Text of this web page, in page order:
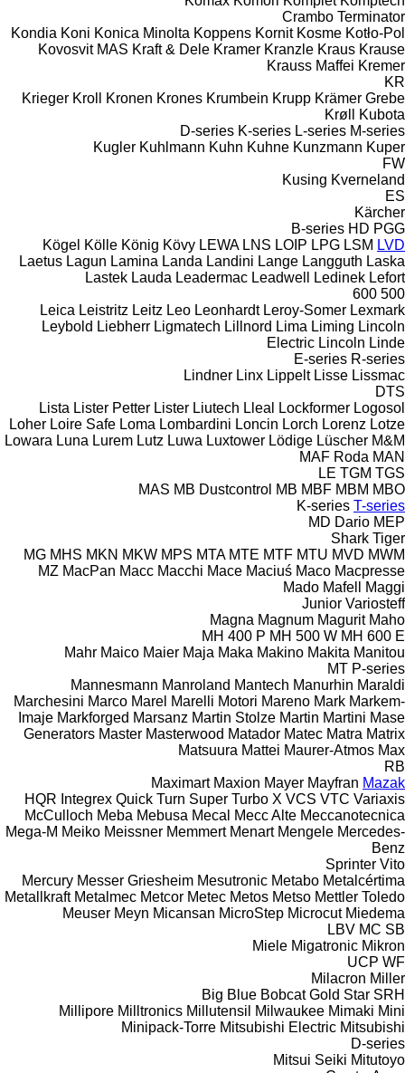
Crambo Terminator
Kondia Koni Konica Minolta Koppens Kornit Kosme Kotło-Pol
Kovosvit MAS Kraft & Dele Kramer Kranzle Kraus Krause
Krauss Maffei Kremer
KR
Krieger Kroll Kronen Krones Krumbein Krupp Krämer Grebe
Krøll
Kubota
D-series K-series L-series M-series
Kugler Kuhlmann Kuhn Kuhne Kunzmann Kuper
FW
Kusing Kverneland
ES
Kärcher
B-series HD PGG
Kögel Kölle König Kövy LEWA LNS LOIP LPG LSM LVD
Laetus Lagun Lamina Landa Landini Lange Langguth Laska
Lastek Lauda Leadermac Leadwell Ledinek Lefort
500
600
Leica Leistritz Leitz Leo Leonhardt Leroy-Somer Lexmark
Leybold Liebherr Ligmatech Lillnord Lima Liming Lincoln
Electric Lincoln Linde
E-series R-series
Lindner Linx Lippelt Lisse Lissmac
DTS
Lista Lister Petter Lister Liutech Lleal Lockformer Logosol
Loher Loire Safe Loma Lombardini Loncin Lorch Lorenz Lotze
Lowara Luna Lurem Lutz Luwa Luxtower Lödige Lüscher M&M
MAF Roda MAN
LE TGM TGS
MAS MB Dustcontrol MB MBF MBM MBO
K-series T-series
MD Dario MEP
Shark Tiger
MG MHS MKN MKW MPS MTA MTE MTF MTU MVD MWM
MZ MacPan Macc Macchi Mace Maciuś Maco Macpresse
Mado Mafell
Maggi
Junior Variosteff
Magna Magnum Magurit Maho
MH 400 P MH 500 W MH 600 E
Mahr Maico Maier Maja Maka Makino Makita Manitou
MT P-series
Mannesmann Manroland Mantech Manurhin Maraldi
Marchesini Marco Marel Marelli Motori Mareno Mark Markem-
Imaje Markforged Marsanz Martin Stolze Martin Martini Mase
Generators Master Masterwood Matador Matec Matra Matrix
Matsuura Mattei Maurer-Atmos Max
RB
Maximart Maxion Mayer Mayfran Mazak
HQR Integrex Quick Turn Super Turbo X VCS VTC Variaxis
McCulloch Meba Mebusa Mecal Mecc Alte Meccanotecnica
Mega-M Meiko Meissner Memmert Menart Mengele Mercedes-
Benz
Sprinter Vito
Mercury Messer Griesheim Mesutronic Metabo Metalcértima
Metallkraft Metalmec Metcor Metec Metos Metso Mettler Toledo
Meuser Meyn Micansan MicroStep Microcut Miedema
LBV MC SB
Miele Migatronic Mikron
UCP WF
Milacron Miller
Big Blue Bobcat Gold Star SRH
Millipore Milltronics Millutensil Milwaukee Mimaki Mini
Minipack-Torre Mitsubishi Electric Mitsubishi
D-series
Mitsui Seiki Mitutoyo